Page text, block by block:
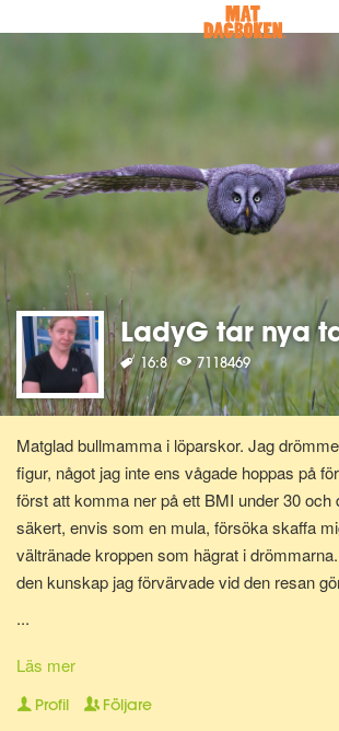
LadyG tar nya
16:8 7118469
Matglad bullmamma i löparskor. Jag
figur, något jag inte ens vågade hoppas på
först att komma ner på ett BMI under 30 och
säkert, envis som en mula, försöka skaffa
vältränade kroppen som hägrat i
den kunskap jag förvärvade vid den resan
Nu för tiden är jag en av Matdagbokens
privat meddelande om du vill ha stöd och
...
Läs mer
Profil Följare